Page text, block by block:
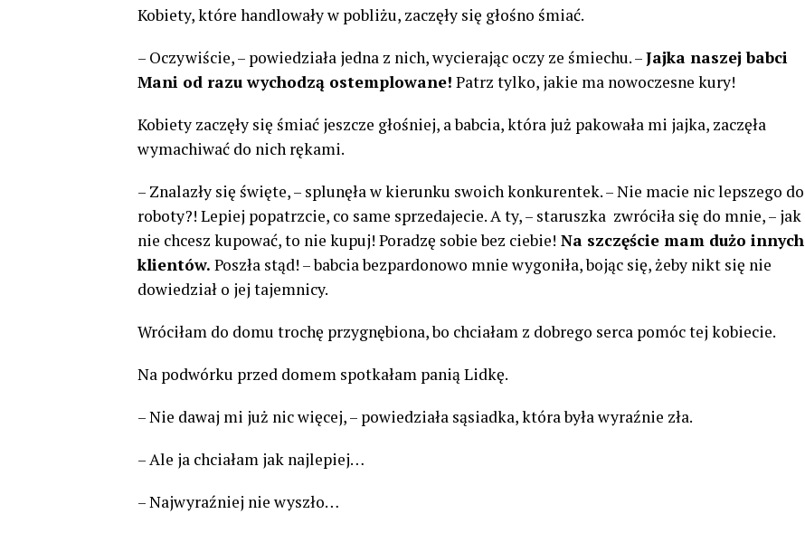
Kobiety, które handlowały w pobliżu, zaczęły się głośno śmiać.
– Oczywiście, – powiedziała jedna z nich, wycierając oczy ze śmiechu. –Jajka naszej babci
Mani od razu wychodzą ostemplowane! Patrz tylko, jakie ma nowoczesne kury!
Kobiety zaczęły się śmiać jeszcze głośniej, a babcia, która już pakowała mi jajka, zaczęła
wymachiwać do nich rękami.
– Znalazły się święte, – splunęła w kierunku swoich konkurentek. – Nie macie nic lepszego do
roboty?! Lepiej popatrzcie, co same sprzedajecie. A ty, – staruszka zwróciła się do mnie, – jak
nie chcesz kupować, to nie kupuj! Poradzę sobie bez ciebie! Na szczęście mam dużo innych
klientów. Poszła stąd! – babcia bezpardonowo mnie wygoniła, bojąc się, żeby nikt się nie
dowiedział o jej tajemnicy.
Wróciłam do domu trochę przygnębiona, bo chciałam z dobrego serca pomóc tej kobiecie.
Na podwórku przed domem spotkałam panią Lidkę.
– Nie dawaj mi już nic więcej, – powiedziała sąsiadka, która była wyraźnie zła.
– Ale ja chciałam jak najlepiej…
– Najwyraźniej nie wyszło…